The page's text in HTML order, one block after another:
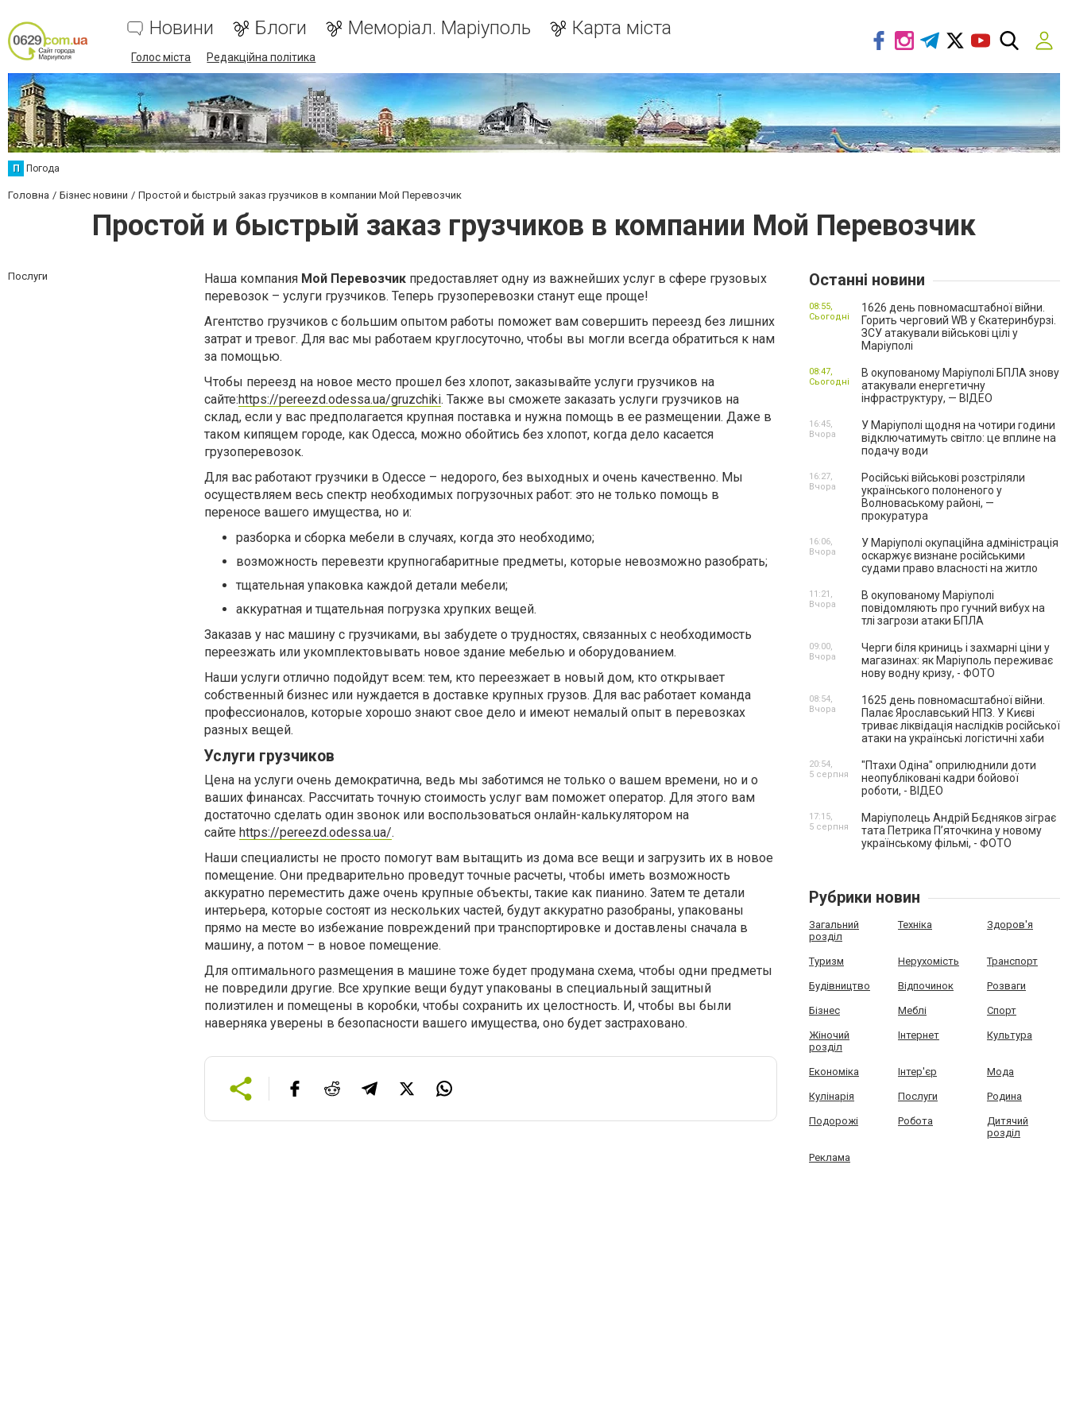
Новини Блоги Меморіал. Маріуполь Карта міста
Голос міста Редакційна політика
П Погода
Головна Бізнес новини Простой и быстрый заказ грузчиков в компании Мой Перевозчик
Простой и быстрый заказ грузчиков в компании Мой Перевозчик
Послуги Наша компания Мой Перевозчик предоставляет одну из важнейших услуг в сфере грузовых
перевозок – услуги грузчиков. Теперь грузоперевозки станут еще проще!
Агентство грузчиков с большим опытом работы поможет вам совершить переезд без лишних
затрат и тревог. Для вас мы работаем круглосуточно, чтобы вы могли всегда обратиться к нам
за помощью.
Чтобы переезд на новое место прошел без хлопот, заказывайте услуги грузчиков на
сайте:https://pereezd.odessa.ua/gruzchiki. Также вы сможете заказать услуги грузчиков на
склад, если у вас предполагается крупная поставка и нужна помощь в ее размещении. Даже в
таком кипящем городе, как Одесса, можно обойтись без хлопот, когда дело касается
грузоперевозок.
Для вас работают грузчики в Одессе – недорого, без выходных и очень качественно. Мы
осуществляем весь спектр необходимых погрузочных работ: это не только помощь в
переносе вашего имущества, но и:
разборка и сборка мебели в случаях, когда это необходимо;
возможность перевезти крупногабаритные предметы, которые невозможно разобрать;
тщательная упаковка каждой детали мебели;
аккуратная и тщательная погрузка хрупких вещей.
Заказав у нас машину с грузчиками, вы забудете о трудностях, связанных с необходимость
переезжать или укомплектовывать новое здание мебелью и оборудованием.
Наши услуги отлично подойдут всем: тем, кто переезжает в новый дом, кто открывает
собственный бизнес или нуждается в доставке крупных грузов. Для вас работает команда
профессионалов, которые хорошо знают свое дело и имеют немалый опыт в перевозках
разных вещей.
Услуги грузчиков
Цена на услуги очень демократична, ведь мы заботимся не только о вашем времени, но и о
ваших финансах. Рассчитать точную стоимость услуг вам поможет оператор. Для этого вам
достаточно сделать один звонок или воспользоваться онлайн-калькулятором на
сайте https://pereezd.odessa.ua/.
Наши специалисты не просто помогут вам вытащить из дома все вещи и загрузить их в новое
помещение. Они предварительно проведут точные расчеты, чтобы иметь возможность
аккуратно переместить даже очень крупные объекты, такие как пианино. Затем те детали
интерьера, которые состоят из нескольких частей, будут аккуратно разобраны, упакованы
прямо на месте во избежание повреждений при транспортировке и доставлены сначала в
машину, а потом – в новое помещение.
Для оптимального размещения в машине тоже будет продумана схема, чтобы одни предметы
не повредили другие. Все хрупкие вещи будут упакованы в специальный защитный
полиэтилен и помещены в коробки, чтобы сохранить их целостность. И, чтобы вы были
наверняка уверены в безопасности вашего имущества, оно будет застраховано.
Останні новини
1626 день повномасштабної війни.
Горить черговий WB у Єкатеринбурзі.
ЗСУ атакували військові цілі у
Маріуполі
08:55,
Сьогодні
В окупованому Маріуполі БПЛА знову
атакували енергетичну
інфраструктуру, — ВІДЕО
08:47,
Сьогодні
У Маріуполі щодня на чотири години
відключатимуть світло: це вплине на
подачу води
16:45,
Вчора
Російські військові розстріляли
українського полоненого у
Волноваському районі, —
прокуратура
16:27,
Вчора
У Маріуполі окупаційна адміністрація
оскаржує визнане російськими
судами право власності на житло
16:06,
Вчора
В окупованому Маріуполі
повідомляють про гучний вибух на
тлі загрози атаки БПЛА
11:21,
Вчора
Черги біля криниць і захмарні ціни у
магазинах: як Маріуполь переживає
нову водну кризу, - ФОТО
09:00,
Вчора
1625 день повномасштабної війни.
Палає Ярославський НПЗ. У Києві
триває ліквідація наслідків російської
атаки на українські логістичні хаби
08:54,
Вчора
"Птахи Одіна" оприлюднили доти
неопубліковані кадри бойової
роботи, - ВІДЕО
20:54,
5 серпня
Маріуполець Андрій Бєдняков зіграє
тата Петрика П’яточкина у новому
українському фільмі, - ФОТО
17:15,
5 серпня
Рубрики новин
Загальний
розділ
Техніка Здоров'я
Туризм Нерухомість Транспорт
Будівництво Відпочинок Розваги
Бізнес Меблі Спорт
Жіночий
розділ
Інтернет Культура
Економіка Інтер'єр Мода
Кулінарія Послуги Родина
Подорожі Робота
Дитячий
розділ
Реклама